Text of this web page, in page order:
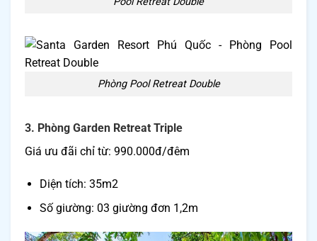
Phòng Pool Retreat Double
3. Phòng Garden Retreat Triple
Giá ưu đãi chỉ từ: 990.000đ/đêm
Diện tích: 35m2
Số giường: 03 giường đơn 1,2m